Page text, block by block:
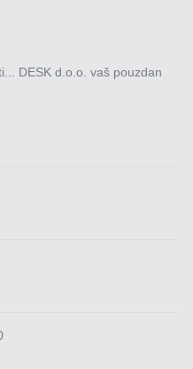
DESK d.o.o. vaš pouzdan